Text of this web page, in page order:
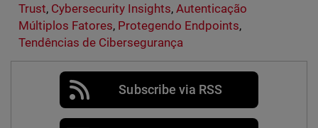
Trust, Cybersecurity Insights,Autenticação
Múltiplos Fatores, Protegendo Endpoints,
Tendências de Cibersegurança
Subscribe via RSS